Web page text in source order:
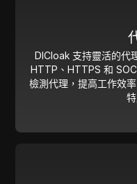
DICloak 支持靈活的代
HTTP、HTTPS 和
檢測代理，提高工作效